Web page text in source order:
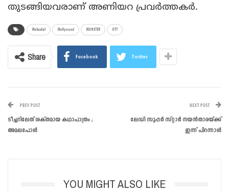
തുടങ്ങിയവരാണ് അണിയറ പ്രവര്‍ത്തകര്‍.
Mohanlal Mollywood MONSTER OTT
Share Facebook Twitter
PREV POST
ടീച്ചറിലേത് ശക്തമായ കഥാപാത്രം ;
അമലപോൾ
NEXT POST
ലേഡി സൂപ്പര്‍ സ്റ്റാർ നയൻതാരയ്ക്ക്
ഇന്ന് പിറന്നാള്‍
YOU MIGHT ALSO LIKE